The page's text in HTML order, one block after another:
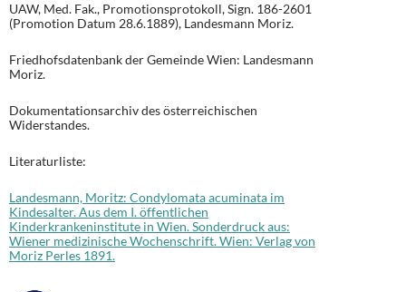
UAW, Med. Fak., Promotionsprotokoll, Sign. 186-2601
(Promotion Datum 28.6.1889), Landesmann Moriz.
Friedhofsdatenbank der Gemeinde Wien: Landesmann
Moriz.
Dokumentationsarchiv des österreichischen
Widerstandes.
Literaturliste:
Landesmann, Moritz: Condylomata acuminata im
Kindesalter. Aus dem I. öffentlichen
Kinderkrankeninstitute in Wien. Sonderdruck aus:
Wiener medizinische Wochenschrift. Wien: Verlag von
Moriz Perles 1891.